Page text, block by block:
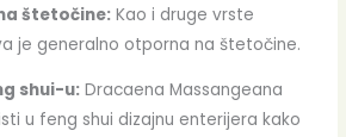
štetočine: Kao i druge vrste
je generalno otporna na štetočine.
shui-u: Dracaena Massangeana
u feng shui dizajnu enterijera kako